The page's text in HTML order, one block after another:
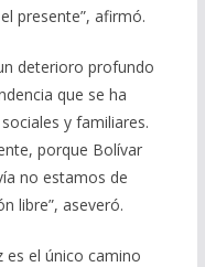
presente”, afirmó.
deterioro profundo
que se ha
y familiares.
porque Bolívar
no estamos de
libre”, aseveró.
es el único camino